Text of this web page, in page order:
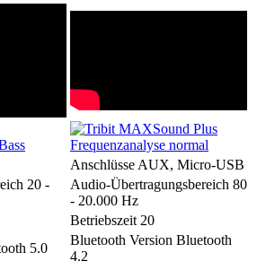
Anschlüsse AUX, Micro-USB
20 -
Audio-Übertragungsbereich 80
- 20.000 Hz
Betriebszeit 20
5.0
Bluetooth Version Bluetooth
4.2